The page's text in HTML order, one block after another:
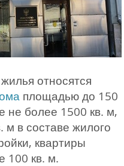
относятся
площадью до 150
не более 1500 кв. м,
м в составе жилого
квартиры
100 кв. м.